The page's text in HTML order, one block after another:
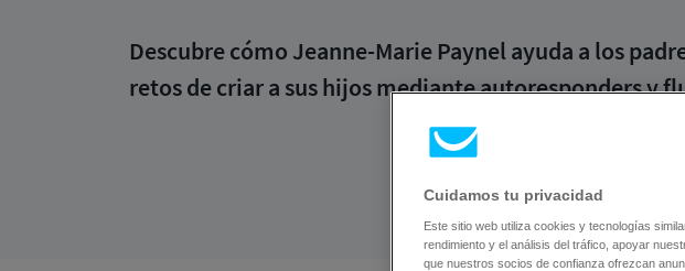
Descubre cómo Jeanne-Marie Paynel ayuda a los
retos de criar a sus hijos mediante autoresponders y
Cuidamos tu privacidad
Este sitio web utiliza cookies y tecnologías
rendimiento y el análisis del tráfico, apoyar
que nuestros socios de confianza ofrezcan